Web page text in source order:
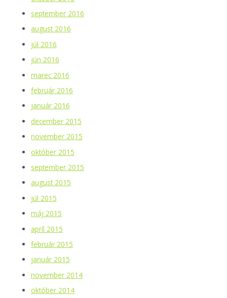
september 2016
august 2016
júl 2016
jún 2016
marec 2016
február 2016
január 2016
december 2015
november 2015
október 2015
september 2015
august 2015
júl 2015
máj 2015
apríl 2015
február 2015
január 2015
november 2014
október 2014